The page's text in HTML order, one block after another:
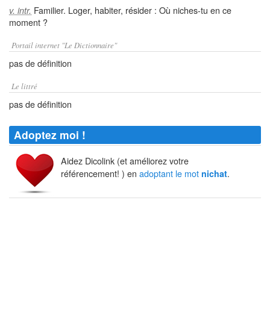
v. intr. Familier. Loger, habiter, résider : Où niches-tu en ce
moment ?
Portail internet "Le Dictionnaire"
pas de définition
Le littré
pas de définition
Adoptez moi !
Aidez Dicolink (et améliorez votre
référencement! ) en adoptant le mot nichat.